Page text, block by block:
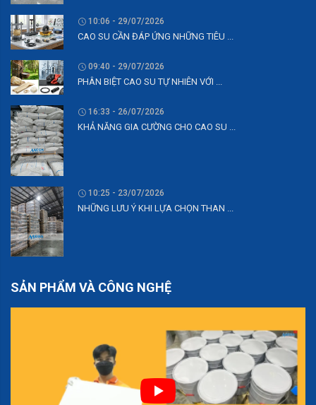
10:06 - 29/07/2026
CAO SU CẦN ĐÁP ỨNG NHỮNG TIÊU ...
09:40 - 29/07/2026
PHÂN BIỆT CAO SU TỰ NHIÊN VỚI ...
16:33 - 26/07/2026
KHẢ NĂNG GIA CƯỜNG CHO CAO SU ...
10:25 - 23/07/2026
NHỮNG LƯU Ý KHI LỰA CHỌN THAN ...
SẢN PHẨM VÀ CÔNG NGHỆ